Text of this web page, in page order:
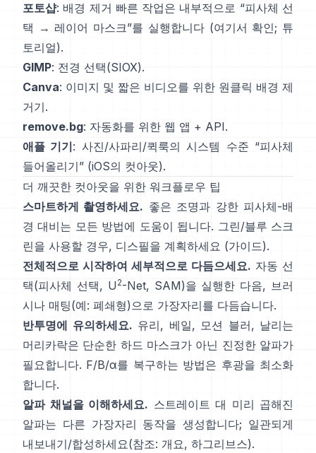
포토샵: 배경 제거 빠른 작업은 내부적으로 “피사체 선
택 → 레이어 마스크”를 실행합니다 (여기서 확인; 튜
토리얼).
GIMP: 전경 선택(SIOX).
Canva: 이미지 및 짧은 비디오를 위한 원클릭 배경 제
거기.
remove.bg: 자동화를 위한 웹 앱 + API.
애플 기기: 사진/사파리/퀵룩의 시스템 수준 “피사체
들어올리기” (iOS의 컷아웃).
더 깨끗한 컷아웃을 위한 워크플로우 팁
스마트하게 촬영하세요. 좋은 조명과 강한 피사체-배
경 대비는 모든 방법에 도움이 됩니다. 그린/블루 스크
린을 사용할 경우, 디스필을 계획하세요 (가이드).
전체적으로 시작하여 세부적으로 다듬으세요. 자동 선
택(피사체 선택, U 2-Net, SAM)을 실행한 다음, 브러
시나 매팅(예: 폐쇄형)으로 가장자리를 다듬습니다.
반투명에 유의하세요. 유리, 베일, 모션 블러, 날리는
머리카락은 단순한 하드 마스크가 아닌 진정한 알파가
필요합니다. F/B/α를 복구하는 방법은 후광을 최소화
합니다.
알파 채널을 이해하세요. 스트레이트 대 미리 곱해진
알파는 다른 가장자리 동작을 생성합니다; 일관되게
내보내기/합성하세요(참조: 개요, 하그리브스).